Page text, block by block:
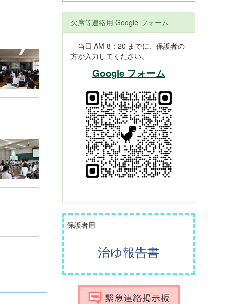
欠席等連絡用 Google フォーム
当日 AM 8：20 までに、保護者の
方が入力してください。
Google フォーム
保護者用
治ゆ報告書